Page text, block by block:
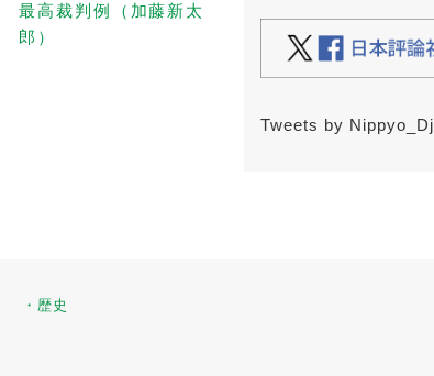
最高裁判例（加藤新太
郎）
Tweets by Nippyo_Dj
・歴史